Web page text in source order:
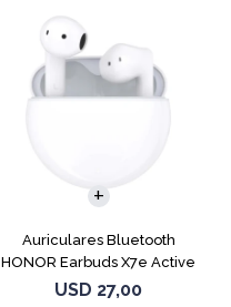
Auriculares Bluetooth
HONOR Earbuds X7e Active
TWS White
USD 27,00